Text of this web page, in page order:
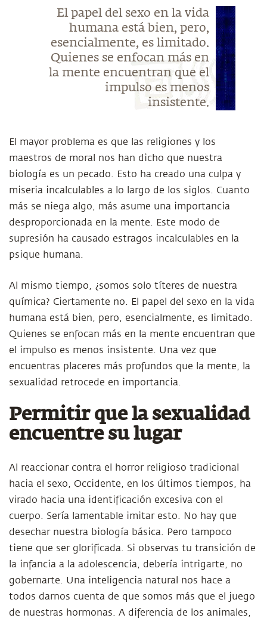
El papel del sexo en la vida
humana está bien, pero,
esencialmente, es limitado.
Quienes se enfocan más en
la mente encuentran que el
impulso es menos
insistente.
El mayor problema es que las religiones y los
maestros de moral nos han dicho que nuestra
biología es un pecado. Esto ha creado una culpa y
miseria incalculables a lo largo de los siglos. Cuanto
más se niega algo, más asume una importancia
desproporcionada en la mente. Este modo de
supresión ha causado estragos incalculables en la
psique humana.
Al mismo tiempo, ¿somos solo títeres de nuestra
química? Ciertamente no. El papel del sexo en la vida
humana está bien, pero, esencialmente, es limitado.
Quienes se enfocan más en la mente encuentran que
el impulso es menos insistente. Una vez que
encuentras placeres más profundos que la mente, la
sexualidad retrocede en importancia.
Permitir que la sexualidad
encuentre su lugar
Al reaccionar contra el horror religioso tradicional
hacia el sexo, Occidente, en los últimos tiempos, ha
virado hacia una identificación excesiva con el
cuerpo. Sería lamentable imitar esto. No hay que
desechar nuestra biología básica. Pero tampoco
tiene que ser glorificada. Si observas tu transición de
la infancia a la adolescencia, debería intrigarte, no
gobernarte. Una inteligencia natural nos hace a
todos darnos cuenta de que somos más que el juego
de nuestras hormonas. A diferencia de los animales,